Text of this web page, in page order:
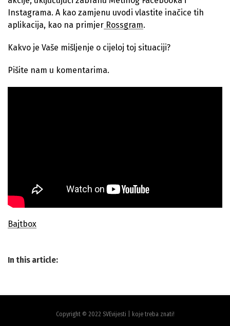
Instagrama. A kao zamjenu uvodi vlastite inačice tih
aplikacija, kao na primjer Rossgram.
Kakvo je Vaše mišljenje o cijeloj toj situaciji?
Pišite nam u komentarima.
Bajtbox
In this article:
Copyright © 2022 SVEvijesti | koje treba znati!